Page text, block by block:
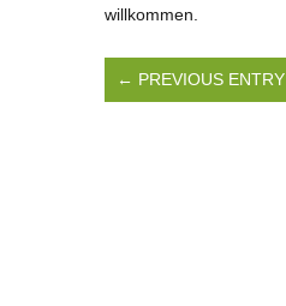
willkommen.
← PREVIOUS ENTRY